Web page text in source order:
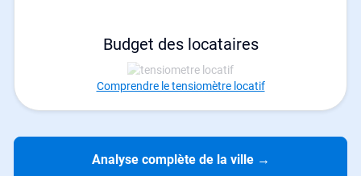
Budget des locataires
Comprendre le tensiomètre locatif
Analyse complète de la ville →